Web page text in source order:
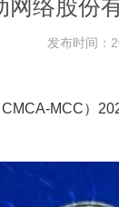
网络股份
发布时间：
MCC）